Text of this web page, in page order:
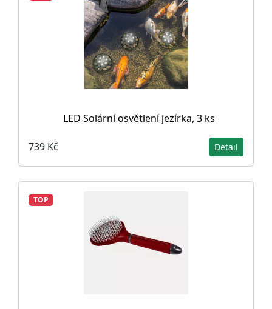
LED Solární osvětlení jezírka, 3 ks
739 Kč Detail
TOP